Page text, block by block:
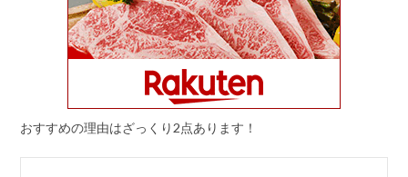
おすすめの理由はざっくり2点あります！